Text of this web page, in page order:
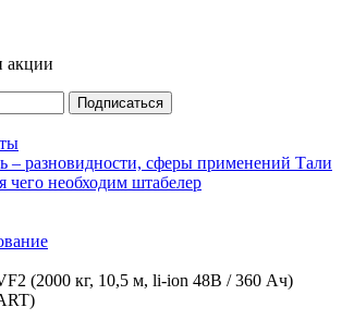
акции
Подписаться
– разновидности, сферы применений Тали
чего необходим штабелер
(2000 кг, 10,5 м, li-ion 48В / 360 Ач)